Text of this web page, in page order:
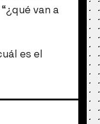
van a
es el